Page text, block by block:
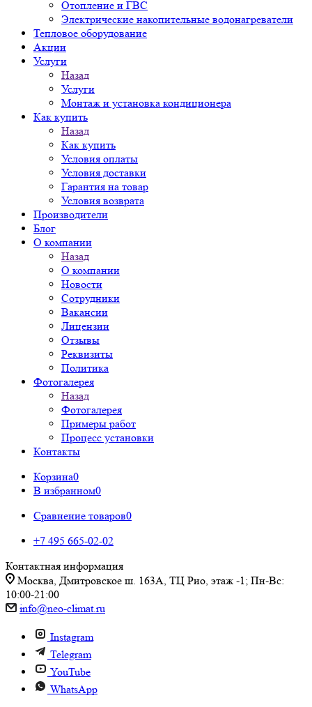
Отопление и ГВС
Электрические накопительные водонагреватели
Тепловое оборудование
Акции
Услуги
Назад
Услуги
Монтаж и установка кондиционера
Как купить
Назад
Как купить
Условия оплаты
Условия доставки
Гарантия на товар
Условия возврата
Производители
Блог
О компании
Назад
О компании
Новости
Сотрудники
Вакансии
Лицензии
Отзывы
Реквизиты
Политика
Фотогалерея
Назад
Фотогалерея
Примеры работ
Процесс установки
Контакты
Корзина0
В избранном0
Сравнение товаров0
+7 495 665-02-02
Контактная информация
Москва, Дмитровское ш. 163А, ТЦ Рио, этаж -1; Пн-Вс:
10:00-21:00
info@neo-climat.ru
Instagram
Telegram
YouTube
WhatsApp